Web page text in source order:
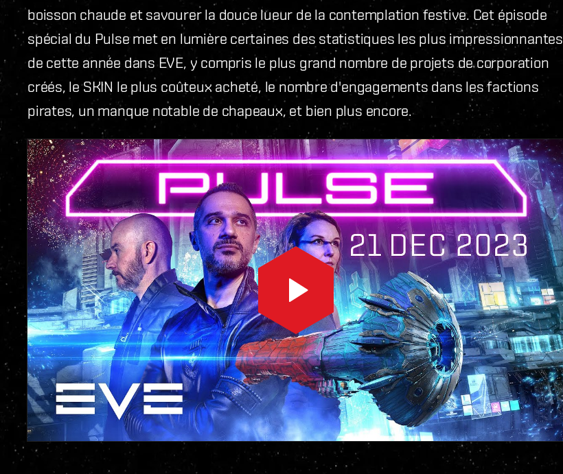
boisson chaude et savourer la douce lueur de la contemplation festive. Cet épisode
spécial du Pulse met en lumière certaines des statistiques les plus impressionnantes
de cette année dans EVE, y compris le plus grand nombre de projets de corporation
créés, le SKIN le plus coûteux acheté, le nombre d'engagements dans les factions
pirates, un manque notable de chapeaux, et bien plus encore.